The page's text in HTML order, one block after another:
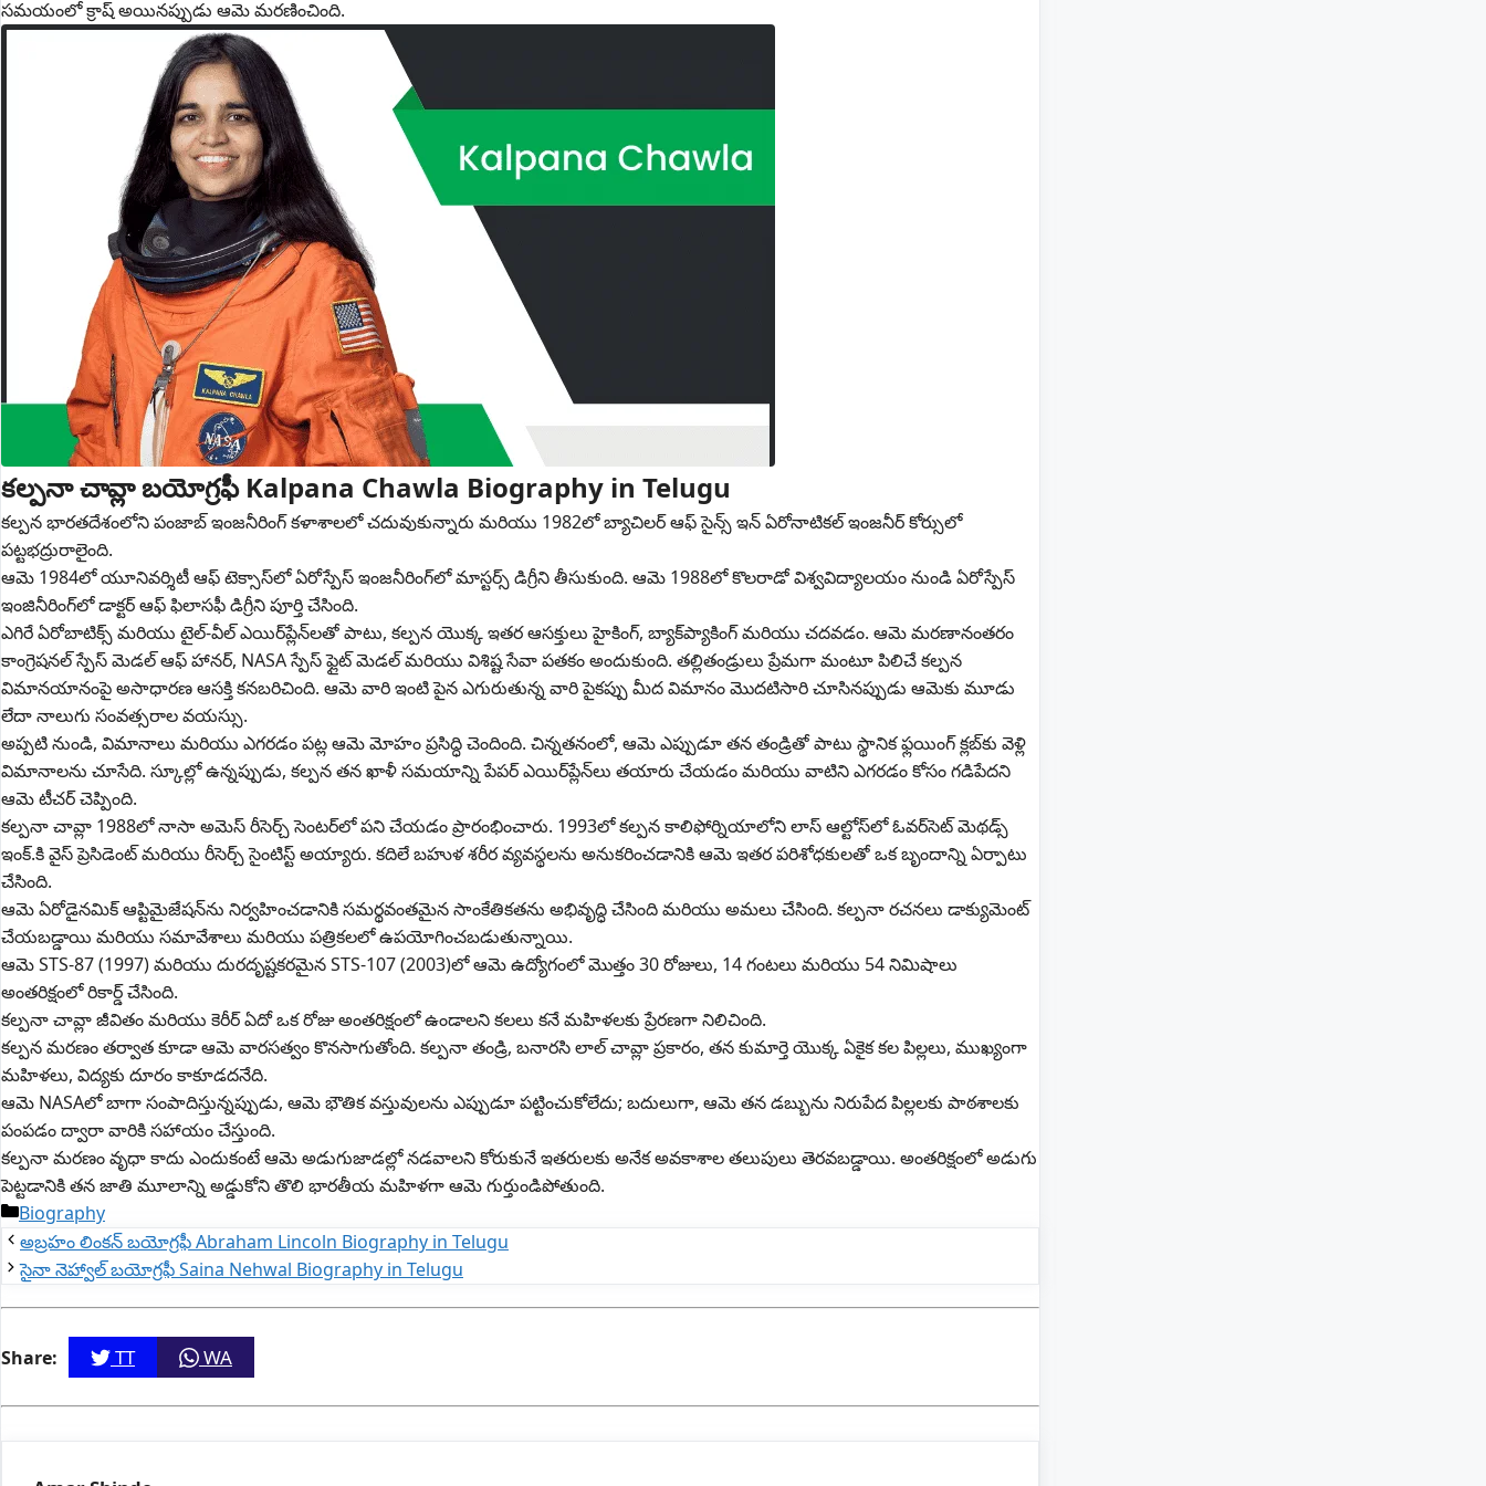
సమయంలో క్రాష్ అయినప్పుడు ఆమె మరణించింది.
కల్పనా చావ్లా బయోగ్రఫీ Kalpana Chawla Biography in Telugu
కల్పన భారతదేశంలోని పంజాబ్ ఇంజనీరింగ్ కళాశాలలో చదువుకున్నారు మరియు 1982లో బ్యాచిలర్ ఆఫ్ సైన్స్ ఇన్ ఏరోనాటికల్ ఇంజనీర్ కోర్సులో
పట్టభద్రురాలైంది.
ఆమె 1984లో యూనివర్శిటీ ఆఫ్ టెక్సాస్‌లో ఏరోస్పేస్ ఇంజనీరింగ్‌లో మాస్టర్స్ డిగ్రీని తీసుకుంది. ఆమె 1988లో కొలరాడో విశ్వవిద్యాలయం నుండి ఏరోస్పేస్
ఇంజినీరింగ్‌లో డాక్టర్ ఆఫ్ ఫిలాసఫీ డిగ్రీని పూర్తి చేసింది.
ఎగిరే ఏరోబాటిక్స్ మరియు టైల్-వీల్ ఎయిర్‌ప్లేన్‌లతో పాటు, కల్పన యొక్క ఇతర ఆసక్తులు హైకింగ్, బ్యాక్‌ప్యాకింగ్ మరియు చదవడం. ఆమె మరణానంతరం
కాంగ్రెషనల్ స్పేస్ మెడల్ ఆఫ్ హానర్, NASA స్పేస్ ఫ్లైట్ మెడల్ మరియు విశిష్ట సేవా పతకం అందుకుంది. తల్లితండ్రులు ప్రేమగా మంటూ పిలిచే కల్పన
విమానయానంపై అసాధారణ ఆసక్తి కనబరిచింది. ఆమె వారి ఇంటి పైన ఎగురుతున్న వారి పైకప్పు మీద విమానం మొదటిసారి చూసినప్పుడు ఆమెకు మూడు
లేదా నాలుగు సంవత్సరాల వయస్సు.
అప్పటి నుండి, విమానాలు మరియు ఎగరడం పట్ల ఆమె మోహం ప్రసిద్ధి చెందింది. చిన్నతనంలో, ఆమె ఎప్పుడూ తన తండ్రితో పాటు స్థానిక ఫ్లయింగ్ క్లబ్‌కు వెళ్లి
విమానాలను చూసేది. స్కూల్లో ఉన్నప్పుడు, కల్పన తన ఖాళీ సమయాన్ని పేపర్ ఎయిర్‌ప్లేన్‌లు తయారు చేయడం మరియు వాటిని ఎగరడం కోసం గడిపేదని
ఆమె టీచర్ చెప్పింది.
కల్పనా చావ్లా 1988లో నాసా అమెస్ రీసెర్చ్ సెంటర్‌లో పని చేయడం ప్రారంభించారు. 1993లో కల్పన కాలిఫోర్నియాలోని లాస్ ఆల్టోస్‌లో ఓవర్‌సెట్ మెథడ్స్
ఇంక్.కి వైస్ ప్రెసిడెంట్ మరియు రీసెర్చ్ సైంటిస్ట్ అయ్యారు. కదిలే బహుళ శరీర వ్యవస్థలను అనుకరించడానికి ఆమె ఇతర పరిశోధకులతో ఒక బృందాన్ని ఏర్పాటు
చేసింది.
ఆమె ఏరోడైనమిక్ ఆప్టిమైజేషన్‌ను నిర్వహించడానికి సమర్థవంతమైన సాంకేతికతను అభివృద్ధి చేసింది మరియు అమలు చేసింది. కల్పనా రచనలు డాక్యుమెంట్
చేయబడ్డాయి మరియు సమావేశాలు మరియు పత్రికలలో ఉపయోగించబడుతున్నాయి.
ఆమె STS-87 (1997) మరియు దురదృష్టకరమైన STS-107 (2003)లో ఆమె ఉద్యోగంలో మొత్తం 30 రోజులు, 14 గంటలు మరియు 54 నిమిషాలు
అంతరిక్షంలో రికార్డ్ చేసింది.
కల్పనా చావ్లా జీవితం మరియు కెరీర్ ఏదో ఒక రోజు అంతరిక్షంలో ఉండాలని కలలు కనే మహిళలకు ప్రేరణగా నిలిచింది.
కల్పన మరణం తర్వాత కూడా ఆమె వారసత్వం కొనసాగుతోంది. కల్పనా తండ్రి, బనారసి లాల్ చావ్లా ప్రకారం, తన కుమార్తె యొక్క ఏకైక కల పిల్లలు, ముఖ్యంగా
మహిళలు, విద్యకు దూరం కాకూడదనేది.
ఆమె NASAలో బాగా సంపాదిస్తున్నప్పుడు, ఆమె భౌతిక వస్తువులను ఎప్పుడూ పట్టించుకోలేదు; బదులుగా, ఆమె తన డబ్బును నిరుపేద పిల్లలకు పాఠశాలకు
పంపడం ద్వారా వారికి సహాయం చేస్తుంది.
కల్పనా మరణం వృధా కాదు ఎందుకంటే ఆమె అడుగుజాడల్లో నడవాలని కోరుకునే ఇతరులకు అనేక అవకాశాల తలుపులు తెరవబడ్డాయి. అంతరిక్షంలో అడుగు
పెట్టడానికి తన జాతి మూలాన్ని అడ్డుకోని తొలి భారతీయ మహిళగా ఆమె గుర్తుండిపోతుంది.
Categories
Biography
అబ్రహం లింకన్ బయోగ్రఫీ Abraham Lincoln Biography in Telugu
సైనా నెహ్వాల్ బయోగ్రఫీ Saina Nehwal Biography in Telugu
Share: TT WA